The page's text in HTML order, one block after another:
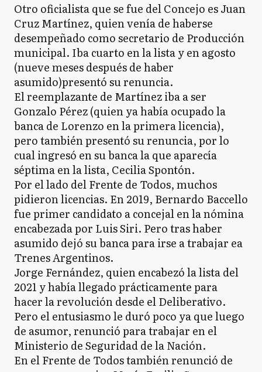
Otro oficialista que se fue del Concejo es Juan
Cruz Martínez, quien venía de haberse
desempeñado como secretario de Producción
municipal. Iba cuarto en la lista y en agosto
(nueve meses después de haber
asumido)presentó su renuncia.
El reemplazante de Martínez iba a ser
Gonzalo Pérez (quien ya había ocupado la
banca de Lorenzo en la primera licencia),
pero también presentó su renuncia, por lo
cual ingresó en su banca la que aparecía
séptima en la lista, Cecilia Spontón.
Por el lado del Frente de Todos, muchos
pidieron licencias. En 2019, Bernardo Baccello
fue primer candidato a concejal en la nómina
encabezada por Luis Siri. Pero tras haber
asumido dejó su banca para irse a trabajar ea
Trenes Argentinos.
Jorge Fernández, quien encabezó la lista del
2021 y había llegado prácticamente para
hacer la revolución desde el Deliberativo.
Pero el entusiasmo le duró poco ya que luego
de asumor, renunció para trabajar en el
Ministerio de Seguridad de la Nación.
En el Frente de Todos también renunció de